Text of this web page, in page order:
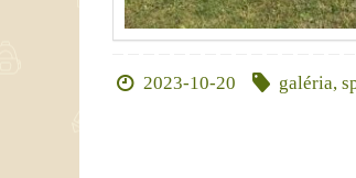
2023-10-20 galéria,